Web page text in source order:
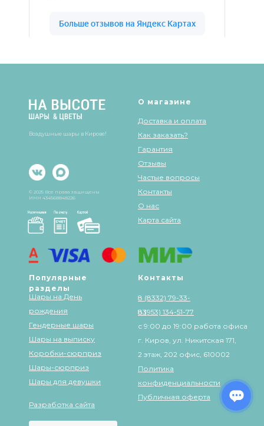
О магазине
Доставка и оплата
Популярные
разделы
Шары на День
рождения
Контакты
© 2025 Все права защищены
Как заказать?
Гарантия
Отзывы
Частые вопросы
Контакты
О нас
Гендерные шары
Шары на выписку
Коробки-сюрприз
Шары-сюрприз
Шары для девушки
8 (8332) 79-33-
83
8 (953) 134-51-77
с 9:00 до 19:00 работа офиса
г. Киров, ул. Никитская 171,
2 этаж, 202 офис, 610002
ИНН 434568848226
Политика
конфиденциальности
Публичная оферта
Карта сайта
Воздушные шары в Кирове!
Разработка сайта